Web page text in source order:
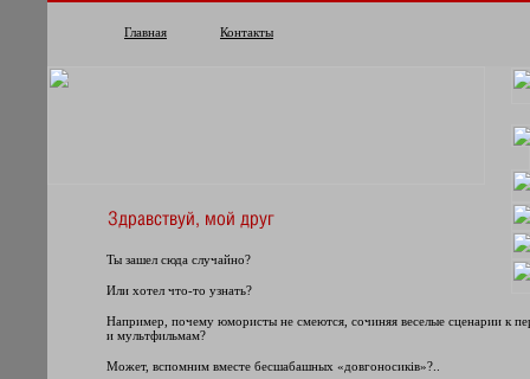
Главная Контакты
Ты зашел сюда случайно?
Или хотел что-то узнать?
Например, почему юмористы не смеются, сочиняя веселые сценарии к
и мультфильмам?
Может, вспомним вместе бесшабашных «довгоносиків»?..